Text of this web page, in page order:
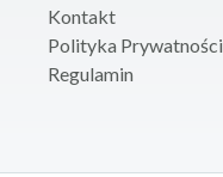
Kontakt
Polityka Prywatności
Regulamin